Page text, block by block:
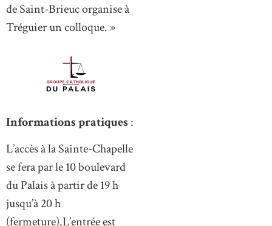
de Saint-Brieuc organise à
Tréguier un colloque. »
Informations pratiques :
L’accès à la Sainte-Chapelle
se fera par le 10 boulevard
du Palais à partir de 19 h
jusqu’à 20 h
(fermeture).L’entrée est